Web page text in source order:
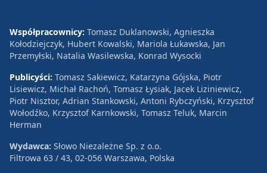
Współpracownicy: Tomasz Duklanowski, Agnieszka
Kołodziejczyk, Hubert Kowalski, Mariola Łukawska, Jan
Przemyłski, Natalia Wasilewska, Konrad Wysocki
Publicyści: Tomasz Sakiewicz, Katarzyna Gójska, Piotr
Lisiewicz, Michał Rachoń, Tomasz Łysiak, Jacek Liziniewicz,
Piotr Nisztor, Adrian Stankowski, Antoni Rybczyński, Krzysztof
Wołodźko, Krzysztof Karnkowski, Tomasz Teluk, Marcin
Herman
Wydawca: Słowo Niezależne Sp. z o.o.
Filtrowa 63 / 43, 02-056 Warszawa, Polska